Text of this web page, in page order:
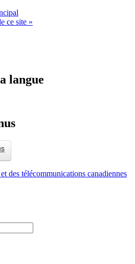
ce site »
langue
des télécommunications canadiennes